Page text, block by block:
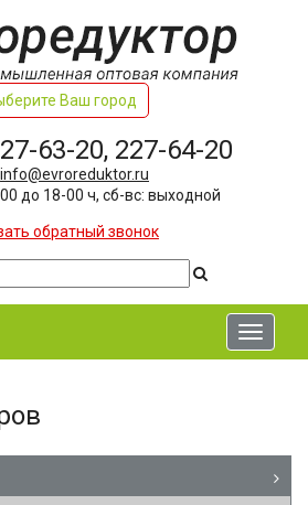
Ваш город
63-20, 227-64-20
info@evroreduktor.ru
до 18-00 ч, сб-вс: выходной
обратный звонок
Toggle